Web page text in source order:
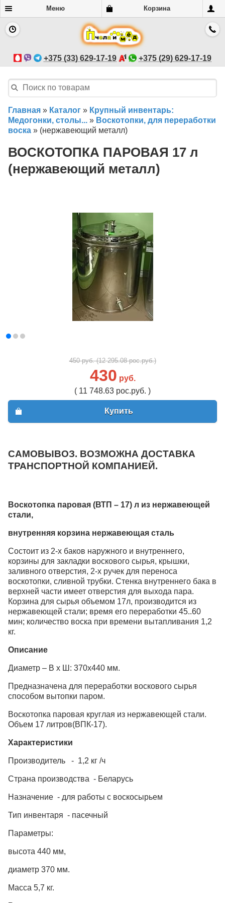
Меню Корзина
+375 (33) 629-17-19 +375 (29) 629-17-19
Главная » Каталог » Крупный инвентарь:
Медогонки, столы... » Воскотопки, для переработки
воска » (нержавеющий металл)
ВОСКОТОПКА ПАРОВАЯ 17 л
(нержавеющий металл)
450 руб. (12 295.08 рос.руб.)
430 руб.
( 11 748.63 рос.руб. )
Купить
САМОВЫВОЗ. ВОЗМОЖНА ДОСТАВКА
ТРАНСПОРТНОЙ КОМПАНИЕЙ.
Воскотопка паровая (ВТП – 17) л из нержавеющей
стали,
внутренняя корзина нержавеющая сталь
Состоит из 2-х баков наружного и внутреннего,
корзины для закладки воскового сырья, крышки,
заливного отверстия, 2-х ручек для переноса
воскотопки, сливной трубки. Стенка внутреннего бака в
верхней части имеет отверстия для выхода пара.
Корзина для сырья объемом 17л, производится из
нержавеющей стали; время его переработки 45..60
мин; количество воска при времени вытапливания 1,2
кг.
Описание
Диаметр – В х Ш: 370х440 мм.
Предназначена для переработки воскового сырья
способом вытопки паром.
Воскотопка паровая круглая из нержавеющей стали.
Объем 17 литров(ВПК-17).
Характеристики
Производитель - 1,2 кг /ч
Страна производства - Беларусь
Назначение - для работы с воскосырьем
Тип инвентаря - пасечный
Параметры:
высота 440 мм,
диаметр 370 мм.
Масса 5,7 кг.